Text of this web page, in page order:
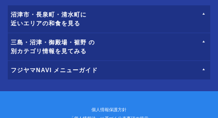
沼津市・長泉町・清水町に
近いエリアの和食を見る
三島・沼津・御殿場・裾野 の
別カテゴリ情報を見てみる
フジヤマNAVI メニューガイド
個人情報保護方針